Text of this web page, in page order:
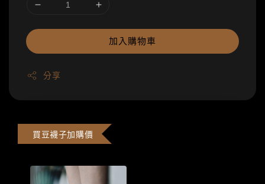
加入購物車
分享
買豆襪子加購價